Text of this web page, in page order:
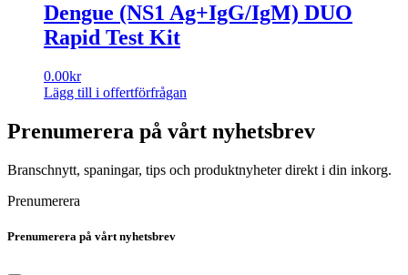
Dengue (NS1 Ag+IgG/IgM) DUO
Rapid Test Kit
0.00kr
Lägg till i offertförfrågan
Prenumerera på vårt nyhetsbrev
Branschnytt, spaningar, tips och produktnyheter direkt i din inkorg.
Prenumerera
Prenumerera på vårt nyhetsbrev